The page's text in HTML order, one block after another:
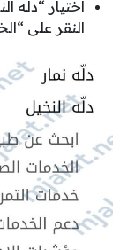
اختيار “دله
النقر على